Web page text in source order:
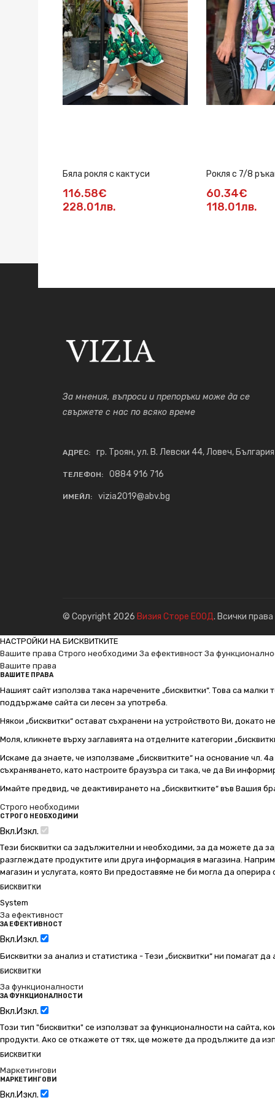
Бяла рокля с кактуси
116.58€
228.01лв.
Рокля с 7/8
60.34€
118.01лв.
За мнения, въпроси и препоръки може да се
свържете с нас по всяко време
АДРЕС: гр. Троян, ул. В. Левски 44, Ловеч, България
ТЕЛЕФОН: 0884 916 716
ИМЕЙЛ: vizia2019@abv.bg
© Copyright 2026 Визия Сторе ЕООД. Всички
НАСТРОЙКИ НА БИСКВИТКИТЕ
Вашите права Строго необходими За ефективност За
Вашите права
ВАШИТЕ ПРАВА
Нашият сайт използва така наречените „бисквитки“. Това са
поддържаме сайта си лесен за употреба.
Някои „бисквитки“ остават съхранени на устройството Ви,
Моля, кликнете върху заглавията на отделните категории
Искаме да знаете, че използваме „бисквитките“ на основание чл.
съхраняването, като настроите браузъра си така, че да Ви
Имайте предвид, че деактивирането на „бисквитките“ във Вашия
Строго необходими
СТРОГО НЕОБХОДИМИ
Вкл.Изкл.
Тези бисквитки са задължителни и необходими, за да можете да
разглеждате продуктите или друга информация в магазина.
магазин и услугата, която Ви предоставяме не би могла да
БИСКВИТКИ
System
За ефективност
ЗА ЕФЕКТИВНОСТ
Вкл.Изкл.
Бисквитки за анализ и статистика - Тези „бисквитки“ ни помагат
БИСКВИТКИ
За функционалности
ЗА ФУНКЦИОНАЛНОСТИ
Вкл.Изкл.
Този тип "бисквитки" се използват за функционалности на сайта,
продукти. Ако се откажете от тях, ще можете да продължите да
БИСКВИТКИ
Маркетингови
МАРКЕТИНГОВИ
Вкл.Изкл.